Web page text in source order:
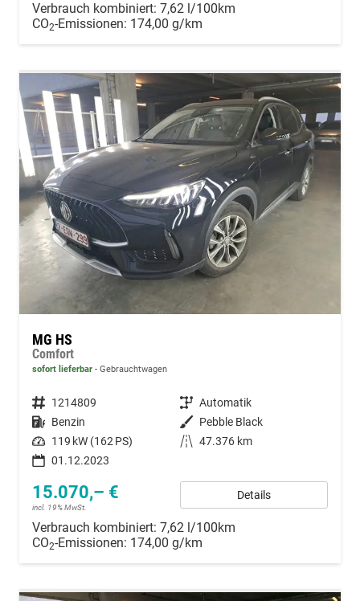
Verbrauch kombiniert: 7,62 l/100km
CO2-Emissionen: 174,00 g/km
MG HS
Comfort
sofort lieferbar Gebrauchtwagen
Fahrzeugnummer 1214809 Getriebe Automatik
Kraftstoff Benzin Außenfarbe Pebble Black
Leistung 119 kW (162 PS) Kilometerstand 47.376 km
01.12.2023
15.070,– €
incl. 19% MwSt.
Details
Verbrauch kombiniert: 7,62 l/100km
CO2-Emissionen: 174,00 g/km